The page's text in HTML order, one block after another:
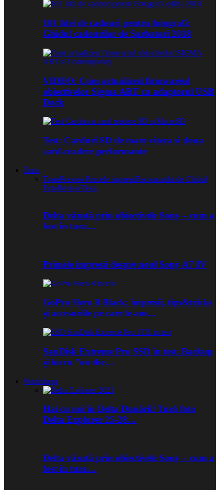
101 Idei de cadouri pentru fotografi:
Ghidul cadourilor de Sarbatori 2018
VIDEO: Cum actualizezi firmwareul
obiectivelor Sigma ART cu adaptorul USB
Dock
Test: Carduri SD de mare viteza si doua
card-readere performante
Teste
ToatePreviewPrimele impresiiRecomandat de Clubul
FotoReviewTeste
Delta văzută prin obiectivele Sony – cum a
fost în tura…
Primele impresii despre noul Sony A7 IV
GoPro Hero 8 Black: impresii, tips&tricks
și accesoriile pe care le-am…
SanDisk Extreme Pro SSD în test. Backup
și lucru ”on the…
Workshops
Hai cu noi în Delta Dunării! Tură foto
Delta Explorer 25-28…
Delta văzută prin obiectivele Sony – cum a
fost în tura…